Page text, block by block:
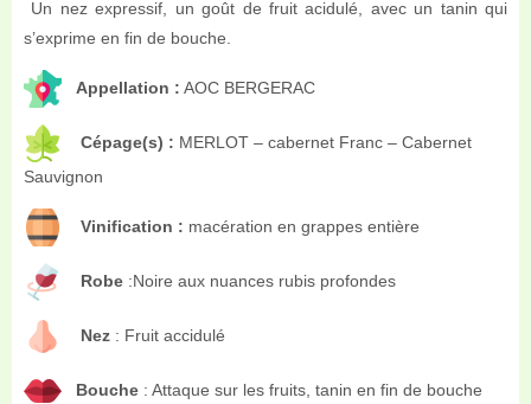
Un nez expressif, un goût de fruit acidulé, avec un tanin qui
s’exprime en fin de bouche.
Appellation : AOC BERGERAC
Cépage(s) : MERLOT – cabernet Franc – Cabernet
Sauvignon
Vinification : macération en grappes entière
Robe :Noire aux nuances rubis profondes
Nez : Fruit accidulé
Bouche : Attaque sur les fruits, tanin en fin de bouche